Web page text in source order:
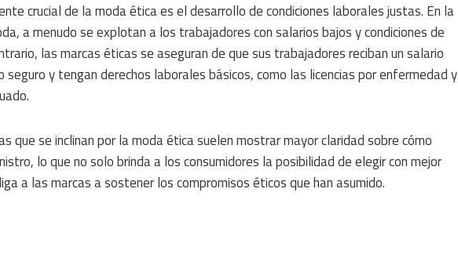
crucial de la moda ética es el desarrollo de condiciones laborales justas. En la
a menudo se explotan a los trabajadores con salarios bajos y condiciones de
las marcas éticas se aseguran de que sus trabajadores reciban un salario
seguro y tengan derechos laborales básicos, como las licencias por enfermedad y
que se inclinan por la moda ética suelen mostrar mayor claridad sobre cómo
lo que no solo brinda a los consumidores la posibilidad de elegir con mejor
a las marcas a sostener los compromisos éticos que han asumido.